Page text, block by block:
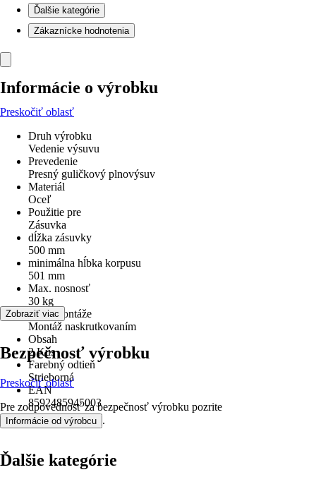
Ďalšie kategórie
Zákaznícke hodnotenia
Informácie o výrobku
Preskočiť oblasť
Druh výrobku
Vedenie výsuvu
Prevedenie
Presný guličkový plnovýsuv
Materiál
Oceľ
Použitie pre
Zásuvka
dĺžka zásuvky
500 mm
minimálna hĺbka korpusu
501 mm
Max. nosnosť
30 kg
Druh montáže
Montáž naskrutkovaním
Obsah
2 Kus
Farebný odtieň
Strieborná
EAN
8592485945003
Zobraziť viac
Bezpečnosť výrobku
Preskočiť oblasť
Pre zodpovednosť za bezpečnosť výrobku pozrite
Informácie od výrobcu .
Ďalšie kategórie